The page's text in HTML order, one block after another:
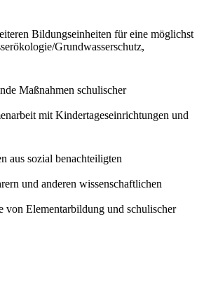
Bildungseinheiten für eine möglichst
Grundwasserschutz,
Maßnahmen schulischer
mit Kindertageseinrichtungen und
aus sozial benachteiligten
und anderen wissenschaftlichen
Elementarbildung und schulischer